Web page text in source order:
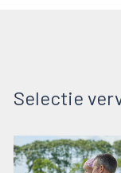
Selectie